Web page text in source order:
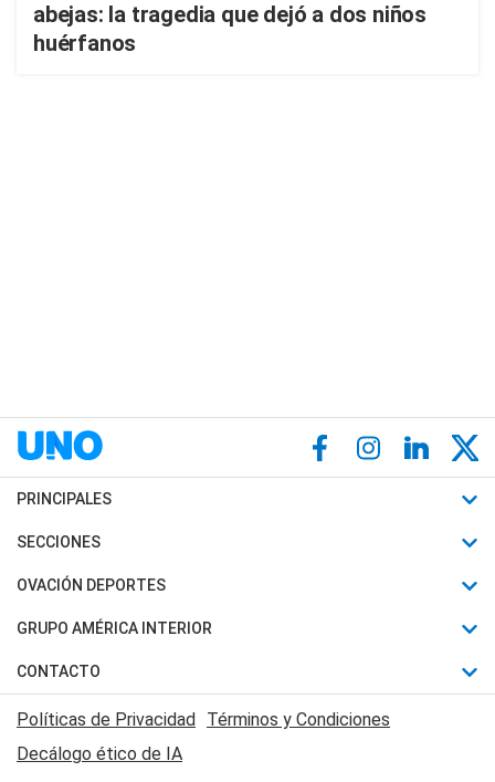
abejas: la tragedia que dejó a dos niños
huérfanos
PRINCIPALES
Últimas Noticias
Política
Judiciales
Economia
SECCIONES
Horóscopo
Motores
Trucos caseros
Series y Películas
Edictos y Solicitadas
OVACIÓN DEPORTES
Fútbol
Mundial
Automovilismo
Rugby
GRUPO AMÉRICA INTERIOR
Canal 7 en Vivo
CONTACTO
Acerca de Nosotros
Contactanos
Políticas de Privacidad Términos y Condiciones
Decálogo ético de IA